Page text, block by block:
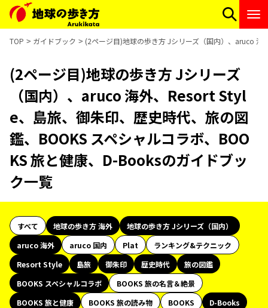
TOP ガイドブック (2ページ目)地球の歩き方 Jシリーズ（国内）、aruco 海
(2ページ目)地球の歩き方 Jシリーズ
（国内）、aruco 海外、Resort Styl
e、島旅、御朱印、歴史時代、旅の図
鑑、BOOKS スペシャルコラボ、BOO
KS 旅と健康、D-Booksのガイドブッ
ク一覧
すべて 地球の歩き方 海外
地球の歩き方 Jシリーズ（国内）
aruco 海外
aruco 国内 Plat
ランキング&テクニック
Resort Style
島旅 御朱印 歴史時代
旅の図鑑
BOOKS スペシャルコラボ
BOOKS 旅の名言＆絶景
BOOKS 旅と健康
BOOKS 旅の読み物 BOOKS
D-Books